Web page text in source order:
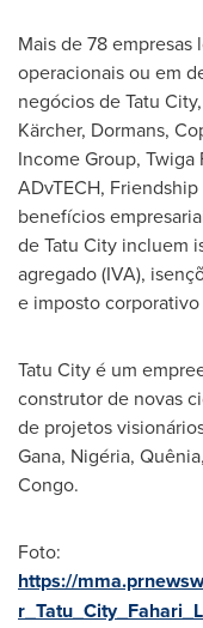
Mais de78 empresas
operacionais ou em
negócios de Tatu
Kärcher, Dormans,
Income Group,
ADvTECH,
benefícios
de Tatu City incluem
agregado (IVA),
e imposto corporativo
Tatu City é um
construtor de novas
de projetos
Gana, Nigéria,
Congo.
Foto:
https://